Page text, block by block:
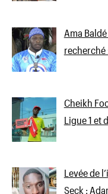
Ama
recherché
Cheikh
Ligue 1 et
Levée de
Seck :